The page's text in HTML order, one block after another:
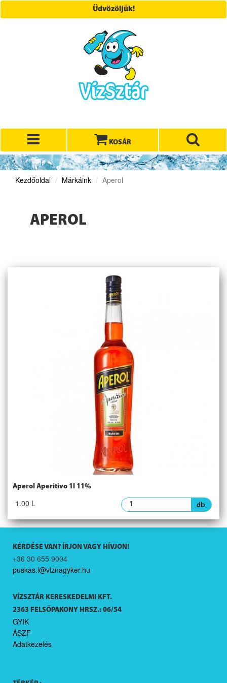
Üdvözöljük!
KOSÁR
Kezdőoldal Márkáink Aperol
APEROL
Aperol Aperitivo 1l 11%
1.00 L
KÉRDÉSE VAN? ÍRJON VAGY HÍVJON!
+36 30 655 9004
puskas.l@viznagyker.hu
VÍZSZTÁR KERESKEDELMI KFT.
2363 FELSŐPAKONY HRSZ.: 06/54
GYIK
ÁSZF
Adatkezelés